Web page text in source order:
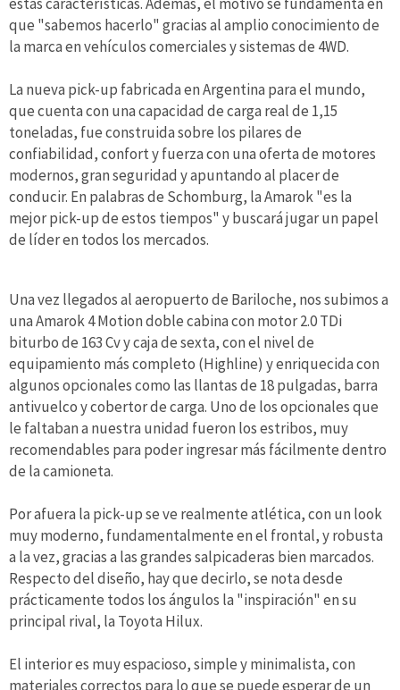
que "sabemos hacerlo" gracias al amplio conocimiento de
la marca en vehículos comerciales y sistemas de 4WD.
La nueva pick-up fabricada en Argentina para el mundo,
que cuenta con una capacidad de carga real de 1,15
toneladas, fue construida sobre los pilares de
confiabilidad, confort y fuerza con una oferta de motores
modernos, gran seguridad y apuntando al placer de
conducir. En palabras de Schomburg, la Amarok "es la
mejor pick-up de estos tiempos" y buscará jugar un papel
de líder en todos los mercados.
Una vez llegados al aeropuerto de Bariloche, nos subimos a
una Amarok 4 Motion doble cabina con motor 2.0 TDi
biturbo de 163 Cv y caja de sexta, con el nivel de
equipamiento más completo (Highline) y enriquecida con
algunos opcionales como las llantas de 18 pulgadas, barra
antivuelco y cobertor de carga. Uno de los opcionales que
le faltaban a nuestra unidad fueron los estribos, muy
recomendables para poder ingresar más fácilmente dentro
de la camioneta.
Por afuera la pick-up se ve realmente atlética, con un look
muy moderno, fundamentalmente en el frontal, y robusta
a la vez, gracias a las grandes salpicaderas bien marcados.
Respecto del diseño, hay que decirlo, se nota desde
prácticamente todos los ángulos la "inspiración" en su
principal rival, la Toyota Hilux.
El interior es muy espacioso, simple y minimalista, con
materiales correctos para lo que se puede esperar de un